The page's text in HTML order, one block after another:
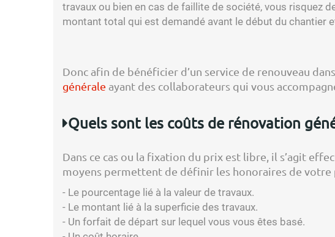
travaux ou bien en cas de faillite de société, vous risquez
montant total qui est demandé avant le début du chantier
Donc afin de bénéficier d’un service de renouveau
générale ayant des collaborateurs qui vous
Quels sont les coûts de rénovation
Dans ce cas ou la fixation du prix est libre, il s’agit
moyens permettent de définir les honoraires de votre
- Le pourcentage lié à la valeur de travaux.
- Le montant lié à la superficie des travaux.
- Un forfait de départ sur lequel vous vous êtes basé.